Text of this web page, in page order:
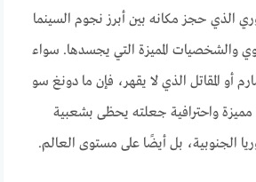
الذي حجز مكانه بين أبرز نجوم السينما
والشخصيات المميزة التي يجسدها. سواء
أو المقاتل الذي لا يقهر، فإن ما دونغ سو
واحترافية جعلته يحظى بشعبية
الجنوبية، بل أيضًا على مستوى العالم.